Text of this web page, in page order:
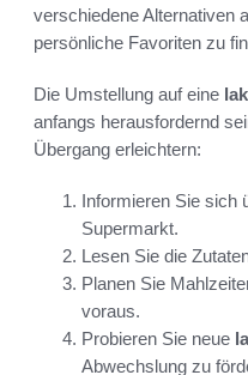
verschiedene Alternativen
persönliche Favoriten zu
Die Umstellung auf eine
anfangs herausfordernd
Übergang erleichtern:
Informieren Sie sich
Supermarkt.
Lesen Sie die
Planen Sie
voraus.
Probieren Sie neue
Abwechslung zu